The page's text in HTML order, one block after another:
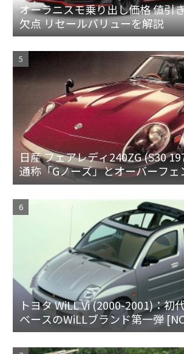
オーラニスモ乗り出し価格 値引
欠点 リセールバリューを解説
日産 フェアレディ240ZG (S30
通称「Gノーズ」とオーバーフェ
備した特別なZ
トヨタ WiLL Vi (2000-2001)：初
ベースのWiLLブランド第一弾